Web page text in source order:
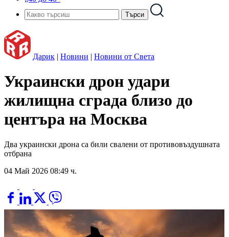
Дарик | Новини | Новини от Света
Украински дрон удари
жилищна сграда близо до
центъра на Москва
Два украински дрона са били свалени от противовъздушната
отбрана
04 Май 2026 08:49 ч.